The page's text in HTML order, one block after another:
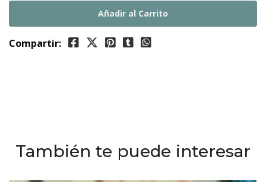
Compartir:
También te puede interesar